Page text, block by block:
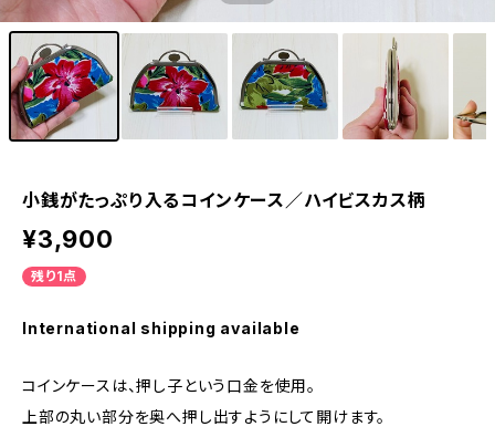
小銭がたっぷり入るコインケース／ハイビスカス柄
¥3,900
残り1点
International shipping available
コインケースは、押し子という口金を使用。
上部の丸い部分を奥へ押し出すようにして開けます。